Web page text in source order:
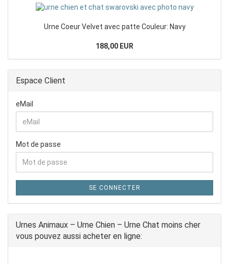
Urne Coeur Velvet avec patte Couleur: Navy
188,00 EUR
Espace Client
eMail
Mot de passe
SE CONNECTER
Urnes Animaux – Urne Chien – Urne Chat moins cher
vous pouvez aussi acheter en ligne: